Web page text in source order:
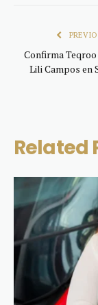
Confirma
Lili Campos en
Related